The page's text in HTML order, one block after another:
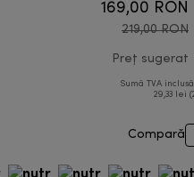
169,00 RON
219,00 RON
Preț sugerat
Sumă TVA
29,33 lei
Compară